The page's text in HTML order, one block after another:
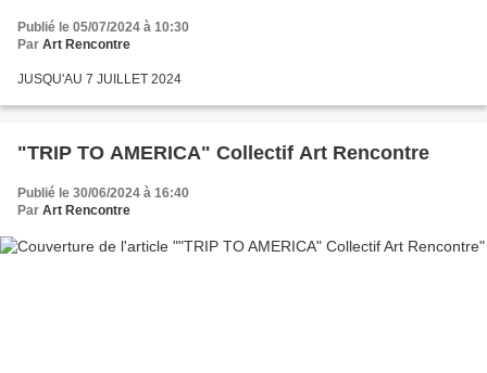
Publié le 05/07/2024 à 10:30
Par Art Rencontre
JUSQU'AU 7 JUILLET 2024
"TRIP TO AMERICA" Collectif Art Rencontre
Publié le 30/06/2024 à 16:40
Par Art Rencontre